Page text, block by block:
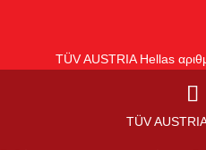
TÜV AUSTRIA Hellas
TÜV